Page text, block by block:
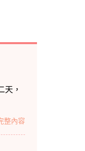
天，
整內容